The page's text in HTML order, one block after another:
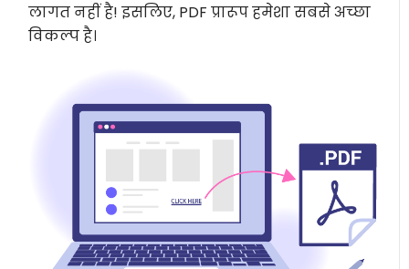
लागत नहीं है! इसलिए, PDF प्रारूप हमेशा सबसे अच्छा
विकल्प है।